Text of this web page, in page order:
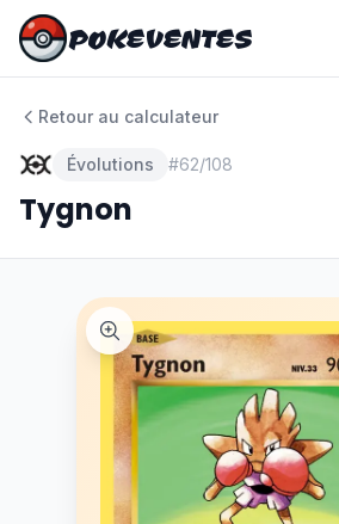
POKEVENTES
POKEVENTES
Retour au calculateur
Évolutions #62/108
Tygnon